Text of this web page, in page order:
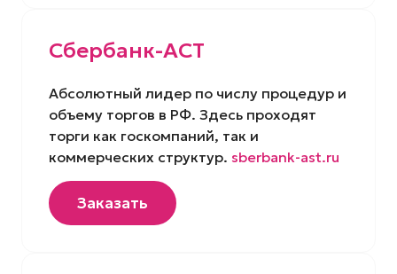
Сбербанк-АСТ
Абсолютный лидер по числу процедур и
объему торгов в РФ. Здесь проходят
торги как госкомпаний, так и
коммерческих структур. sberbank-ast.ru
Заказать